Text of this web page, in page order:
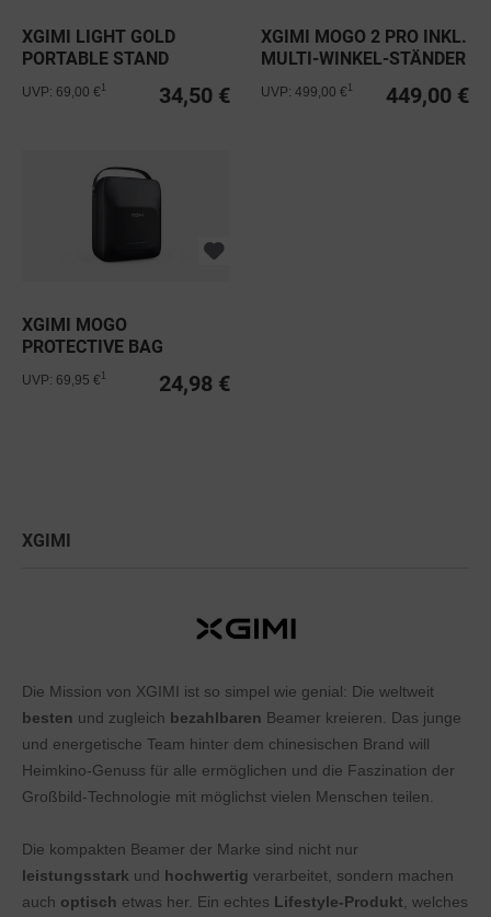
XGIMI LIGHT GOLD
PORTABLE STAND
34,50 €
UVP: 69,00 € 1
XGIMI MOGO 2 PRO INKL.
MULTI-WINKEL-STÄNDER
449,00 €
UVP: 499,00 € 1
XGIMI MOGO
PROTECTIVE BAG
24,98 €
UVP: 69,95 € 1
XGIMI
Die Mission von XGIMI ist so simpel wie genial: Die weltweit
besten und zugleich bezahlbaren Beamer kreieren. Das junge
und energetische Team hinter dem chinesischen Brand will
Heimkino-Genuss für alle ermöglichen und die Faszination der
Großbild-Technologie mit möglichst vielen Menschen teilen.
Die kompakten Beamer der Marke sind nicht nur
leistungsstark und hochwertig verarbeitet, sondern machen
auch optisch etwas her. Ein echtes Lifestyle-Produkt , welches